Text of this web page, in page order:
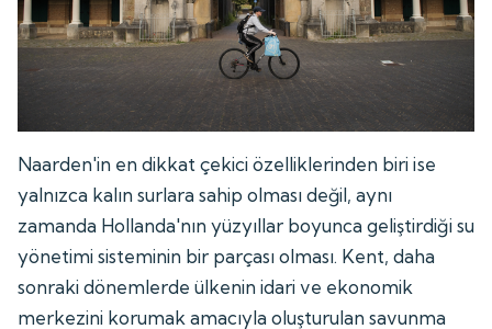
Naarden'in en dikkat çekici özelliklerinden biri ise
yalnızca kalın surlara sahip olması değil, aynı
zamanda Hollanda'nın yüzyıllar boyunca geliştirdiği su
yönetimi sisteminin bir parçası olması. Kent, daha
sonraki dönemlerde ülkenin idari ve ekonomik
merkezini korumak amacıyla oluşturulan savunma